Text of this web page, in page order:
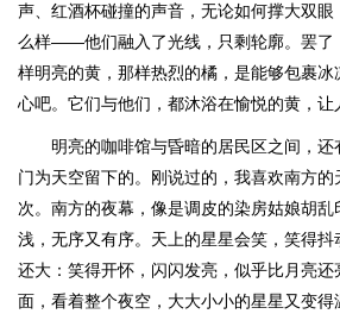
声、红酒杯碰撞的声音，无论如何撑大双
么样——他们融入了光线，只剩轮廓。罢了
样明亮的黄，那样热烈的橘，是能够包裹
心吧。它们与他们，都沐浴在愉悦的黄，让
明亮的咖啡馆与昏暗的居民区之间，
门为天空留下的。刚说过的，我喜欢南方
次。南方的夜幕，像是调皮的染房姑娘胡
浅，无序又有序。天上的星星会笑，笑得
还大：笑得开怀，闪闪发亮，似乎比月亮
面，看着整个夜空，大大小小的星星又变